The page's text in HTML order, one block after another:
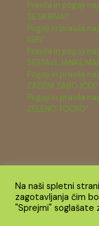
Pravila in pogoji
SE SKRIVA!"
Pogoji in pravila
IGRI"
Pravila in pogoji
SESTAVLJANKE
Pogoji in pravila
ZADENI
Pogoji in pravila
ZELENO TOČKO"
© 2026 Zelena
Na naši spletni
zagotavljanja čim
"Sprejmi" soglašate